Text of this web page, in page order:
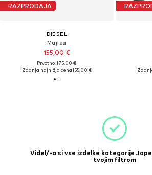
RAZPRODAJA
DIESEL
Majica
155,00 €
Prvotno: 175,00 €
Zadnja najnižja cena155,00 €
Videl/-a si vse izdelke kategorije
tvojim filtrom